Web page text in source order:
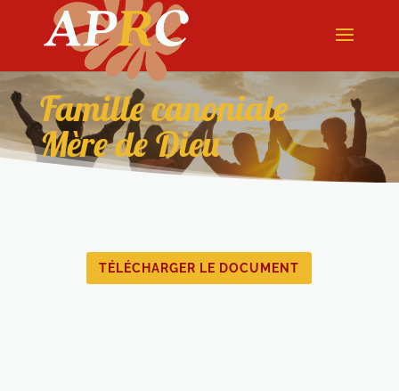
Famille canoniale
Mère de Dieu
TÉLÉCHARGER LE DOCUMENT